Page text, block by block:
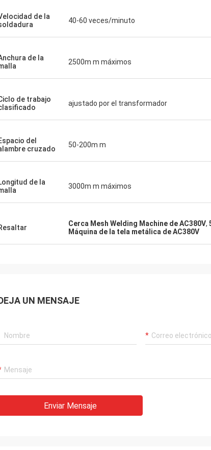
de la
40-60 veces/minuto
de la
2500m m máximos
de trabajo
ajustado por el transformador
del
cruzado
50-200m m
de la
3000m m máximos
Cerca Mesh Welding Machine de AC380V,
Máquina de la tela metálica de AC380V
UN MENSAJE
Enviar Mensaje